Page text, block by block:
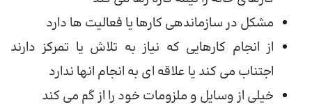
مشکل در سازماندهی کارها یا فعالیت ها دارد
از انجام کارهایی که نیاز به تلاش یا تمرکز دارند
اجتناب می کند یا علاقه ای به انجام انها ندارد
خیلی از وسایل و ملزومات خود را از گم می کند